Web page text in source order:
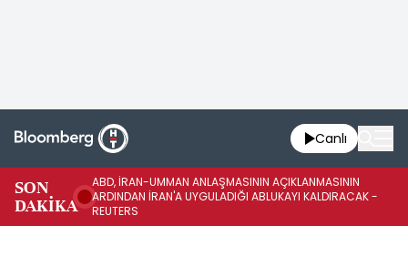
Canlı
SON
DAKİKA
ABD, İRAN-UMMAN ANLAŞMASININ AÇIKLANMASININ
ARDINDAN İRAN'A UYGULADIĞI ABLUKAYI KALDIRACAK -
REUTERS